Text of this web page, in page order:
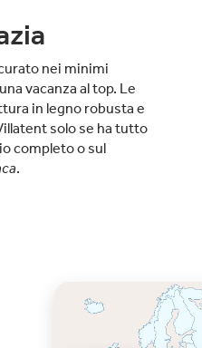
nei minimi
vacanza al top. Le
in legno robusta e
solo se ha tutto
completo o sul
.